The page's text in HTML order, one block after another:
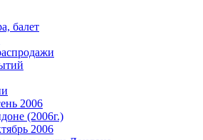
балет
2006
(2006г.)
2006